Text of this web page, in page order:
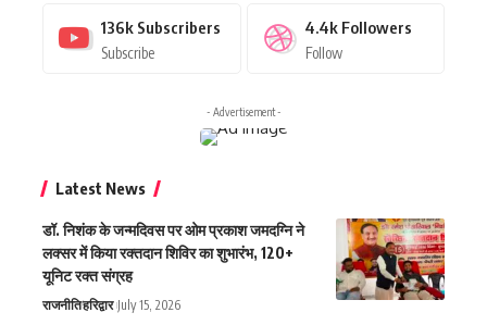
136k Subscribers
Subscribe
4.4k Followers
Follow
- Advertisement -
Latest News
डॉ. निशंक के जन्मदिवस पर ओम प्रकाश जमदग्नि ने
लक्सर में किया रक्तदान शिविर का शुभारंभ, 120+
यूनिट रक्त संग्रह
राजनीतिहरिद्वार July 15, 2026